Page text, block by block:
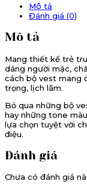
Mô tả
Đánh giá (0)
Mô tả
Mang thiết kế trẻ
dáng người mặc,
cách bộ vest mang
trọng, lịch lãm.
Bỏ qua những bộ
hay những tone
lựa chọn tuyệt vời
điệu.
Đánh giá
Chưa có đánh giá